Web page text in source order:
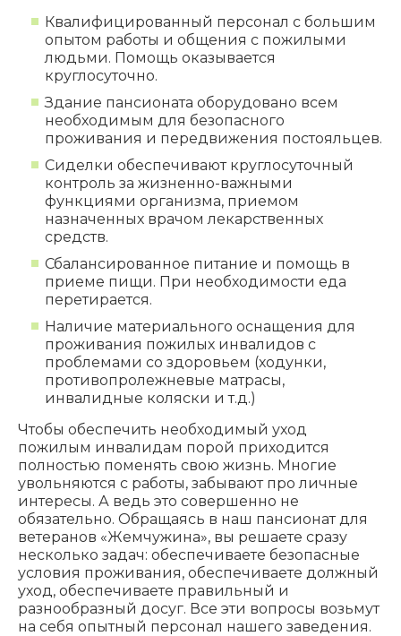
Квалифицированный персонал с большим
опытом работы и общения с пожилыми
людьми. Помощь оказывается
круглосуточно.
Здание пансионата оборудовано всем
необходимым для безопасного
проживания и передвижения постояльцев.
Сиделки обеспечивают круглосуточный
контроль за жизненно-важными
функциями организма, приемом
назначенных врачом лекарственных
средств.
Сбалансированное питание и помощь в
приеме пищи. При необходимости еда
перетирается.
Наличие материального оснащения для
проживания пожилых инвалидов с
проблемами со здоровьем (ходунки,
противопролежневые матрасы,
инвалидные коляски и т.д.)
Чтобы обеспечить необходимый уход
пожилым инвалидам порой приходится
полностью поменять свою жизнь. Многие
увольняются с работы, забывают про личные
интересы. А ведь это совершенно не
обязательно. Обращаясь в наш пансионат для
ветеранов «Жемчужина», вы решаете сразу
несколько задач: обеспечиваете безопасные
условия проживания, обеспечиваете должный
уход, обеспечиваете правильный и
разнообразный досуг. Все эти вопросы возьмут
на себя опытный персонал нашего заведения.